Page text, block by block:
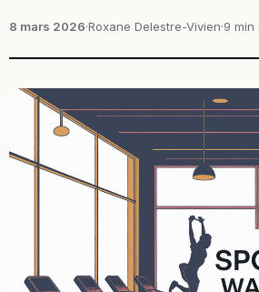
8 mars 2026·Roxane Delestre-Vivien·9 min